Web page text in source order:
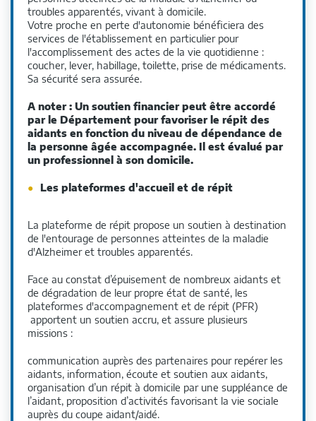
troubles apparentés, vivant à domicile.
Votre proche en perte d'autonomie bénéficiera des
services de l'établissement en particulier pour
l'accomplissement des actes de la vie quotidienne :
coucher, lever, habillage, toilette, prise de médicaments.
Sa sécurité sera assurée.
A noter : Un soutien financier peut être accordé
par le Département pour favoriser le répit des
aidants en fonction du niveau de dépendance de
la personne âgée accompagnée. Il est évalué par
un professionnel à son domicile.
Les plateformes d'accueil et de répit
La plateforme de répit propose un soutien à destination
de l'entourage de personnes atteintes de la maladie
d'Alzheimer et troubles apparentés.
Face au constat d’épuisement de nombreux aidants et
de dégradation de leur propre état de santé, les
plateformes d'accompagnement et de répit (PFR)
apportent un soutien accru, et assure plusieurs
missions :
communication auprès des partenaires pour repérer les
aidants, information, écoute et soutien aux aidants,
organisation d’un répit à domicile par une suppléance de
l’aidant, proposition d’activités favorisant la vie sociale
auprès du coupe aidant/aidé.